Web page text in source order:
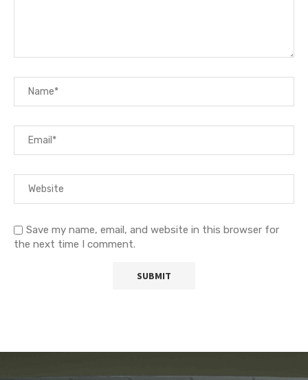
Save my name, email, and website in this browser for
the next time I comment.